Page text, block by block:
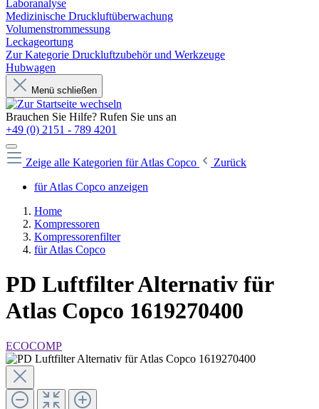
Laboranalyse
Medizinische Druckluftüberwachung
Volumenstrommessung
Leckageortung
Zur Kategorie Druckluftzubehör und Werkzeuge
Hubwagen
Menü schließen
Brauchen Sie Hilfe? Rufen Sie uns an
+49 (0) 2151 - 789 4201
Zeige alle Kategorien für Atlas Copco
Zurück
für Atlas Copco anzeigen
Home
Kompressoren
Kompressorenfilter
für Atlas Copco
PD Luftfilter Alternativ für
Atlas Copco 1619270400
ECOCOMP